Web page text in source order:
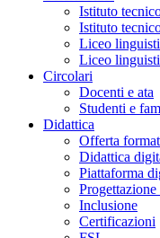
Istituto
Istituto
Liceo
Liceo
Circolari
Docenti e ata
Studenti e
Didattica
Offerta
Didattica
Piattaforma
Inclusione
Certificazioni